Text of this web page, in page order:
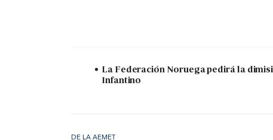
La Federación Noruega pedirá la
Infantino
DE LA AEMET